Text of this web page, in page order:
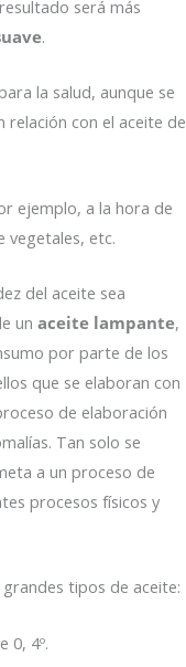
será más
.
la salud, aunque se
con el aceite de
ejemplo, a la hora de
vegetales, etc.
del aceite sea
un aceite lampante,
por parte de los
que se elaboran con
de elaboración
Tan solo se
a un proceso de
procesos físicos y
tipos de aceite:
0, 4º.